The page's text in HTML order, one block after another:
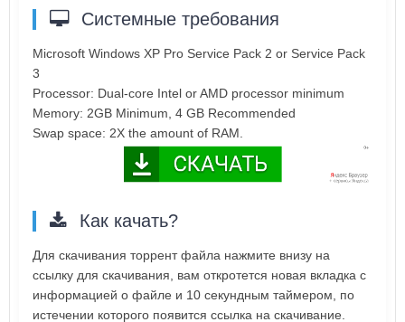
Системные требования
Microsoft Windows XP Pro Service Pack 2 or Service Pack
3
Processor: Dual-core Intel or AMD processor minimum
Memory: 2GB Minimum, 4 GB Recommended
Swap space: 2X the amount of RAM.
Как качать?
Для скачивания торрент файла нажмите внизу на
ссылку для скачивания, вам откротется новая вкладка с
информацией о файле и 10 секундным таймером, по
истечении которого появится ссылка на скачивание.